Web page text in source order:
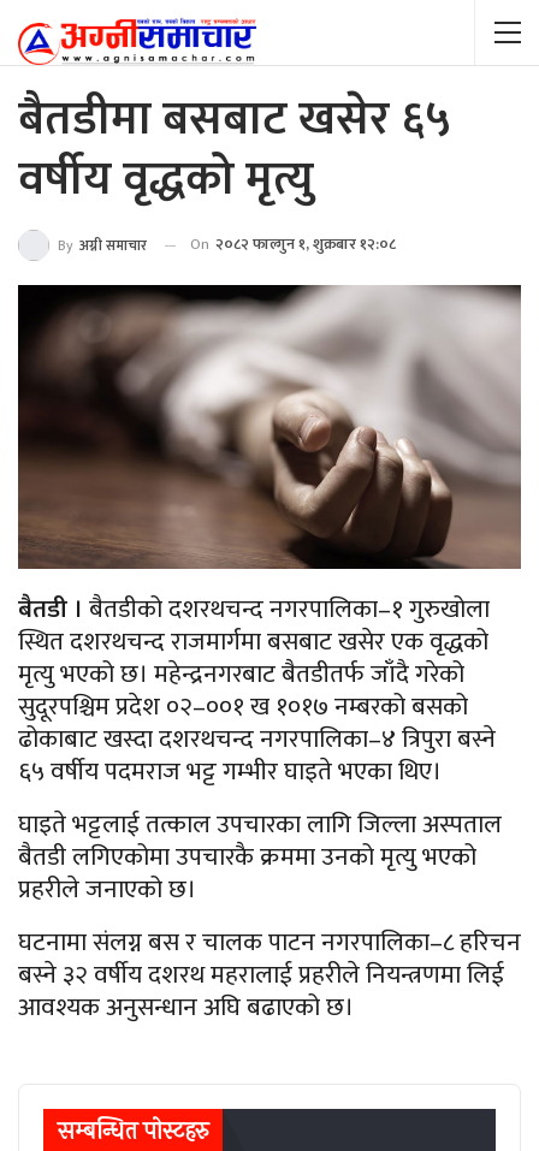
बैतडीमा बसबाट खसेर ६५
वर्षीय वृद्धको मृत्यु
By अग्नी समाचार On २०८२ फाल्गुन १, शुक्रबार १२:०८
बैतडी । बैतडीको दशरथचन्द नगरपालिका–१ गुरुखोला
स्थित दशरथचन्द राजमार्गमा बसबाट खसेर एक वृद्धको
मृत्यु भएको छ। महेन्द्रनगरबाट बैतडीतर्फ जाँदै गरेको
सुदूरपश्चिम प्रदेश ०२–००१ ख १०१७ नम्बरको बसको
ढोकाबाट खस्दा दशरथचन्द नगरपालिका–४ त्रिपुरा बस्ने
६५ वर्षीय पदमराज भट्ट गम्भीर घाइते भएका थिए।
घाइते भट्टलाई तत्काल उपचारका लागि जिल्ला अस्पताल
बैतडी लगिएकोमा उपचारकै क्रममा उनको मृत्यु भएको
प्रहरीले जनाएको छ।
घटनामा संलग्न बस र चालक पाटन नगरपालिका–८ हरिचन
बस्ने ३२ वर्षीय दशरथ महरालाई प्रहरीले नियन्त्रणमा लिई
आवश्यक अनुसन्धान अघि बढाएको छ।
सम्बन्धित पाेस्टहरु